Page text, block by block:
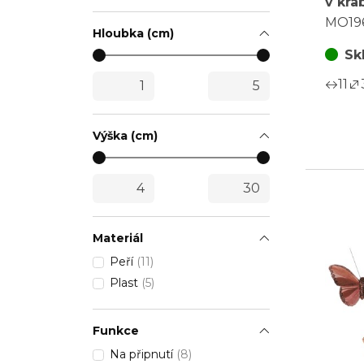
Hloubka (cm)
Výška (cm)
Materiál
Peří (11)
Plast (5)
Funkce
Na připnutí (8)
glitry,
11